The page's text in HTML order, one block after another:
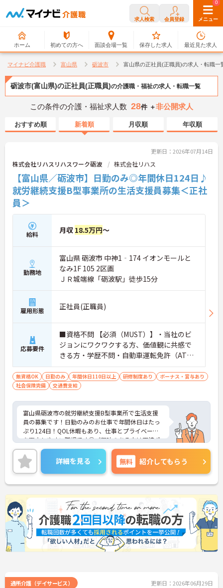
求人検索 会員登録 メニュー
ホーム 初めての方へ 面談会場一覧
0
保存した求人
0
最近見た求人
マイナビ介護職 富山県 砺波市 富山県の正社員(正職員)の求人・転職一
砺波市(富山県)の正社員(正職員)の介護職・福祉の求人・転職一覧
この条件の介護・福祉求人数 28件 ＋非公開求人
おすすめ順 新着順 月収順 年収順
更新日：2026年07月14日
株式会社リハスリハスワーク砺波 株式会社リハス
【富山県／砺波市】日勤のみ◎年間休日124日♪
就労継続支援B型事業所の生活支援員募集＜正社
員＞
給料 月収 18.5万円～
勤務地
富山県 砺波市 中神1‐174 イオンモールと
なみ1F 105 2区画
ＪＲ城端線「砺波駅」徒歩15分
雇用形態 正社員(正職員)
応募要件
■資格不問 【必須（MUST）】・当社のビ
ジョンにワクワクする方、価値観に共感で
きる方・学歴不問・自動車運転免許（AT限
定可）【歓迎（WANT）※あったら良
い】・相談支援業務のご経験がある方・人
のサポートをすることが好きな方・PC操作
無資格OK 日勤のみ 年間休日110日以上 研修制度あり
ボーナス・賞与あり
社会保険完備
交通費支給
富山県砺波市の就労継続支援B型事業所で生活支援
員の募集です！日勤のみのお仕事で年間休日はたっ
ぷり124日！QOL休暇もあり、仕事とプライベート
を両立しやすい職場です◎ご興味のある方は面接ポ
イントをお伝えしますので、お気軽にご相談くださ
い！
詳細を見る 無料 紹介してもらう
通所介護（デイサービス） 更新日：2026年06月29日